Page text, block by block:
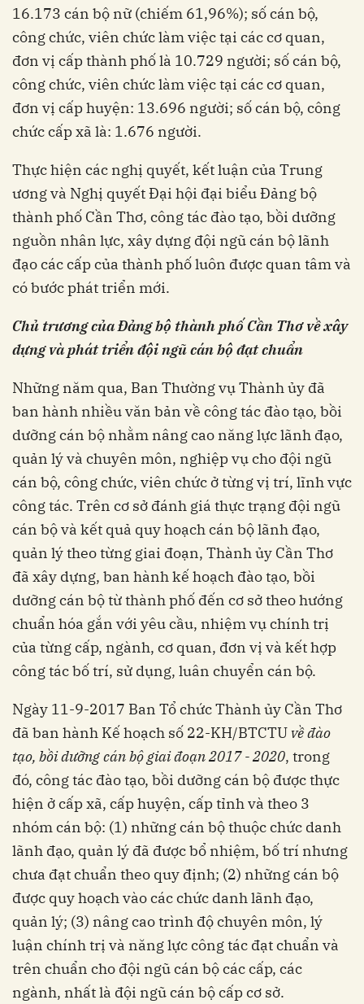
16.173 cán bộ nữ (chiếm 61,96%); số cán bộ,
công chức, viên chức làm việc tại các cơ quan,
đơn vị cấp thành phố là 10.729 người; số cán bộ,
công chức, viên chức làm việc tại các cơ quan,
đơn vị cấp huyện: 13.696 người; số cán bộ, công
chức cấp xã là: 1.676 người.
Thực hiện các nghị quyết, kết luận của Trung
ương và Nghị quyết Đại hội đại biểu Đảng bộ
thành phố Cần Thơ, công tác đào tạo, bồi dưỡng
nguồn nhân lực, xây dựng đội ngũ cán bộ lãnh
đạo các cấp của thành phố luôn được quan tâm và
có bước phát triển mới.
Chủ trương của Đảng bộ thành phố Cần Thơ về xây
dựng và phát triển đội ngũ cán bộ đạt chuẩn
Những năm qua, Ban Thường vụ Thành ủy đã
ban hành nhiều văn bản về công tác đào tạo, bồi
dưỡng cán bộ nhằm nâng cao năng lực lãnh đạo,
quản lý và chuyên môn, nghiệp vụ cho đội ngũ
cán bộ, công chức, viên chức ở từng vị trí, lĩnh vực
công tác. Trên cơ sở đánh giá thực trạng đội ngũ
cán bộ và kết quả quy hoạch cán bộ lãnh đạo,
quản lý theo từng giai đoạn, Thành ủy Cần Thơ
đã xây dựng, ban hành kế hoạch đào tạo, bồi
dưỡng cán bộ từ thành phố đến cơ sở theo hướng
chuẩn hóa gắn với yêu cầu, nhiệm vụ chính trị
của từng cấp, ngành, cơ quan, đơn vị và kết hợp
công tác bố trí, sử dụng, luân chuyển cán bộ.
Ngày 11-9-2017 Ban Tổ chức Thành ủy Cần Thơ
đã ban hành Kế hoạch số 22-KH/BTCTUvề đào
tạo, bồi dưỡng cán bộ giai đoạn 2017 - 2020, trong
đó, công tác đào tạo, bồi dưỡng cán bộ được thực
hiện ở cấp xã, cấp huyện, cấp tỉnh và theo 3
nhóm cán bộ: (1) những cán bộ thuộc chức danh
lãnh đạo, quản lý đã được bổ nhiệm, bố trí nhưng
chưa đạt chuẩn theo quy định; (2) những cán bộ
được quy hoạch vào các chức danh lãnh đạo,
quản lý; (3) nâng cao trình độ chuyên môn, lý
luận chính trị và năng lực công tác đạt chuẩn và
trên chuẩn cho đội ngũ cán bộ các cấp, các
ngành, nhất là đội ngũ cán bộ cấp cơ sở.